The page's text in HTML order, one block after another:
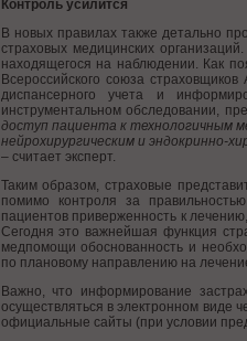
Контроль усилится
В новых правилах также детально
страховых медицинских
находящегося на наблюдении. Как
Всероссийского союза
диспансерного учета и
инструментальном обследовании,
доступ пациента к технологичным
нейрохирургическим и эндокринно-
– считает эксперт.
Таким образом, страховые
помимо контроля за
пациентов приверженность к
Сегодня это важнейшая функция
медпомощи обоснованность и
по плановому направлению на
Важно, что информирование
осуществляться в электронном виде
официальные сайты (при условии